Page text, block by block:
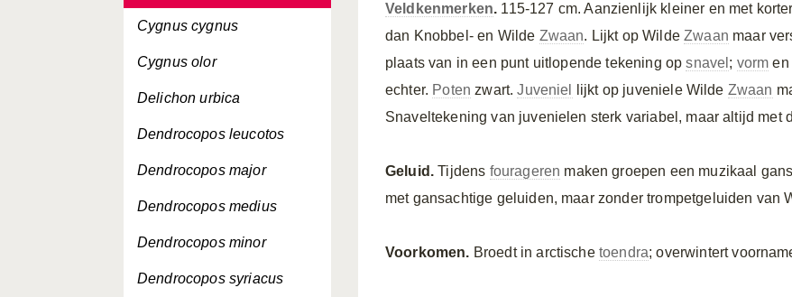
Cygnus cygnus
Cygnus olor
Delichon urbica
Dendrocopos leucotos
Dendrocopos major
Dendrocopos medius
Dendrocopos minor
Dendrocopos syriacus
Veldkenmerken. 115-127 cm. Aanzienlijk kleiner en met
dan Knobbel- en Wilde Zwaan. Lijkt op WildeZwaan maar
plaats van in een punt uitlopende tekening opsnavel ; vorm en
echter. Poten zwart.Juveniel lijkt op juveniele Wilde Zwaan
Snaveltekening van juvenielen sterk variabel, maar altijd met
Geluid. Tijdens fourageren maken groepen een muzikaal
met gansachtige geluiden, maar zonder trompetgeluiden van
Voorkomen. Broedt in arctische toendra; overwintert